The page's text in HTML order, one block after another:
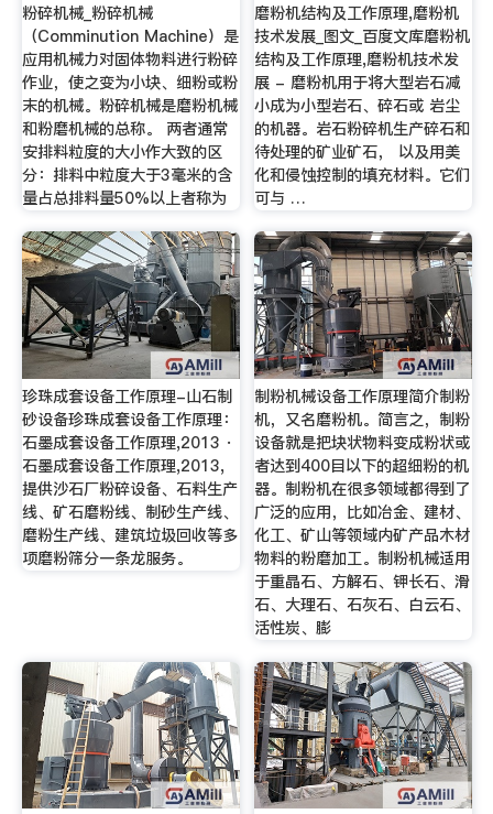
粉碎机械_粉碎机械
（Comminution Machine）是
应用机械力对固体物料进行粉碎
作业，使之变为小块、细粉或粉
末的机械。粉碎机械是磨粉机械
和粉磨机械的总称。 两者通常
安排料粒度的大小作大致的区
分：排料中粒度大于3毫米的含
量占总排料量50%以上者称为
磨粉机结构及工作原理,磨粉机
技术发展_图文_百度文库磨粉机
结构及工作原理,磨粉机技术发
展 - 磨粉机用于将大型岩石减
小成为小型岩石、碎石或 岩尘
的机器。岩石粉碎机生产碎石和
待处理的矿业矿石， 以及用美
化和侵蚀控制的填充材料。它们
可与 …
珍珠成套设备工作原理-山石制
砂设备珍珠成套设备工作原理：
石墨成套设备工作原理,2013 ·
石墨成套设备工作原理,2013,
提供沙石厂粉碎设备、石料生产
线、矿石磨粉线、制砂生产线、
磨粉生产线、建筑垃圾回收等多
项磨粉筛分一条龙服务。
制粉机械设备工作原理简介制粉
机，又名磨粉机。简言之，制粉
设备就是把块状物料变成粉状或
者达到400目以下的超细粉的机
器。制粉机在很多领域都得到了
广泛的应用，比如冶金、建材、
化工、矿山等领域内矿产品木材
物料的粉磨加工。制粉机械适用
于重晶石、方解石、钾长石、滑
石、大理石、石灰石、白云石、
活性炭、膨